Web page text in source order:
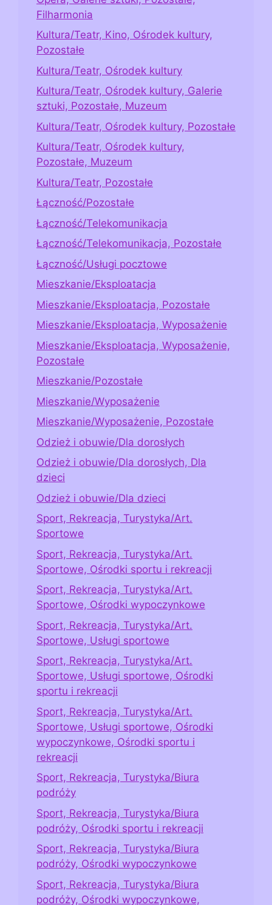
Filharmonia
Kultura/Teatr, Kino, Ośrodek kultury,
Pozostałe
Kultura/Teatr, Ośrodek kultury
Kultura/Teatr, Ośrodek kultury, Galerie
sztuki, Pozostałe, Muzeum
Kultura/Teatr, Ośrodek kultury, Pozostałe
Kultura/Teatr, Ośrodek kultury,
Pozostałe, Muzeum
Kultura/Teatr, Pozostałe
Łączność/Pozostałe
Łączność/Telekomunikacja
Łączność/Telekomunikacja, Pozostałe
Łączność/Usługi pocztowe
Mieszkanie/Eksploatacja
Mieszkanie/Eksploatacja, Pozostałe
Mieszkanie/Eksploatacja, Wyposażenie
Mieszkanie/Eksploatacja, Wyposażenie,
Pozostałe
Mieszkanie/Pozostałe
Mieszkanie/Wyposażenie
Mieszkanie/Wyposażenie, Pozostałe
Odzież i obuwie/Dla dorosłych
Odzież i obuwie/Dla dorosłych, Dla
dzieci
Odzież i obuwie/Dla dzieci
Sport, Rekreacja, Turystyka/Art.
Sportowe
Sport, Rekreacja, Turystyka/Art.
Sportowe, Ośrodki sportu i rekreacji
Sport, Rekreacja, Turystyka/Art.
Sportowe, Ośrodki wypoczynkowe
Sport, Rekreacja, Turystyka/Art.
Sportowe, Usługi sportowe
Sport, Rekreacja, Turystyka/Art.
Sportowe, Usługi sportowe, Ośrodki
sportu i rekreacji
Sport, Rekreacja, Turystyka/Art.
Sportowe, Usługi sportowe, Ośrodki
wypoczynkowe, Ośrodki sportu i
rekreacji
Sport, Rekreacja, Turystyka/Biura
podróży
Sport, Rekreacja, Turystyka/Biura
podróży, Ośrodki sportu i rekreacji
Sport, Rekreacja, Turystyka/Biura
podróży, Ośrodki wypoczynkowe
Sport, Rekreacja, Turystyka/Biura
podróży, Ośrodki wypoczynkowe,